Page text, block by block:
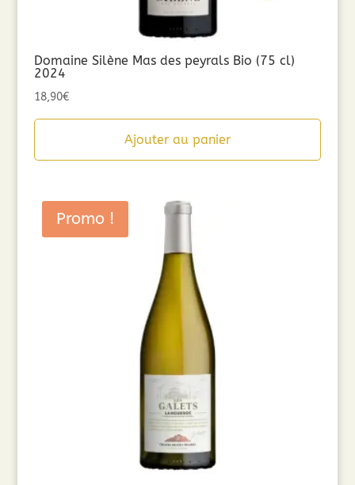
Domaine Silène Mas des peyrals Bio (75 cl)
2024
18,90€
Ajouter au panier
Promo !